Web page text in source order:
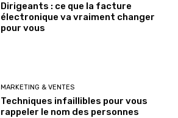
Dirigeants : ce que la facture
électronique va vraiment changer
pour vous
MARKETING & VENTES
Techniques infaillibles pour vous
rappeler le nom des personnes